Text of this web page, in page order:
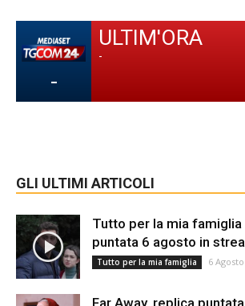
-
ULTIM'ORA
-
GLI ULTIMI ARTICOLI
Tutto per la mia famiglia
puntata 6 agosto in
Tutto per la mia famiglia 6